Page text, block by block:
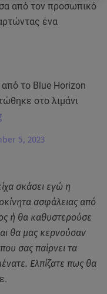
από τον προσωπικό
ένα
το Blue Horizon
στο λιμάνι
5, 2023
σκάσει εγώ η
ασφάλειας από
ή θα καθυστερούσε
θα μας κερνούσαν
σας παίρνει τα
Ελπίζατε πως θα